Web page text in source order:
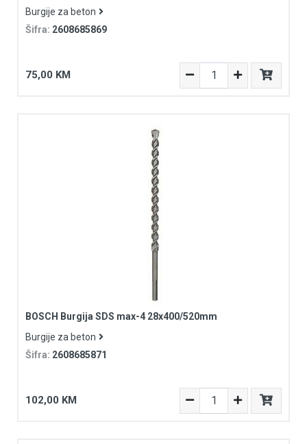
Burgije za beton
Šifra: 2608685869
75,00 KM
BOSCH Burgija SDS max-4 28x400/520mm
Burgije za beton
Šifra: 2608685871
102,00 KM